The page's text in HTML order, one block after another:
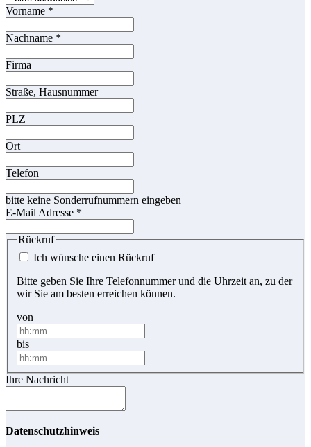
Vorname *
Nachname *
Firma
Straße, Hausnummer
PLZ
Ort
Telefon
bitte keine Sonderrufnummern eingeben
E-Mail Adresse *
Rückruf
Ich wünsche einen Rückruf
Bitte geben Sie Ihre Telefonnummer und die Uhrzeit an, zu der
wir Sie am besten erreichen können.
von
bis
Ihre Nachricht
Datenschutzhinweis